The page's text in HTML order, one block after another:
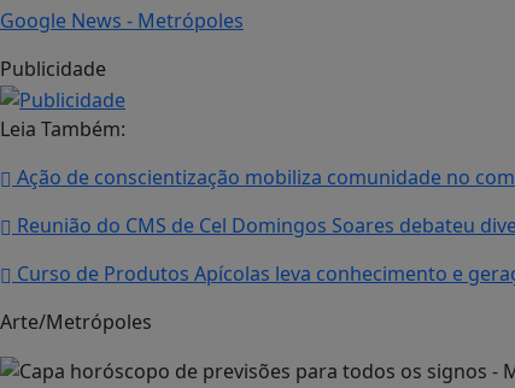
Google News - Metrópoles
Publicidade
Leia Também:
Ação de conscientização mobiliza comunidade no
Reunião do CMS de Cel Domingos Soares debateu
Curso de Produtos Apícolas leva conhecimento e
Arte/Metrópoles